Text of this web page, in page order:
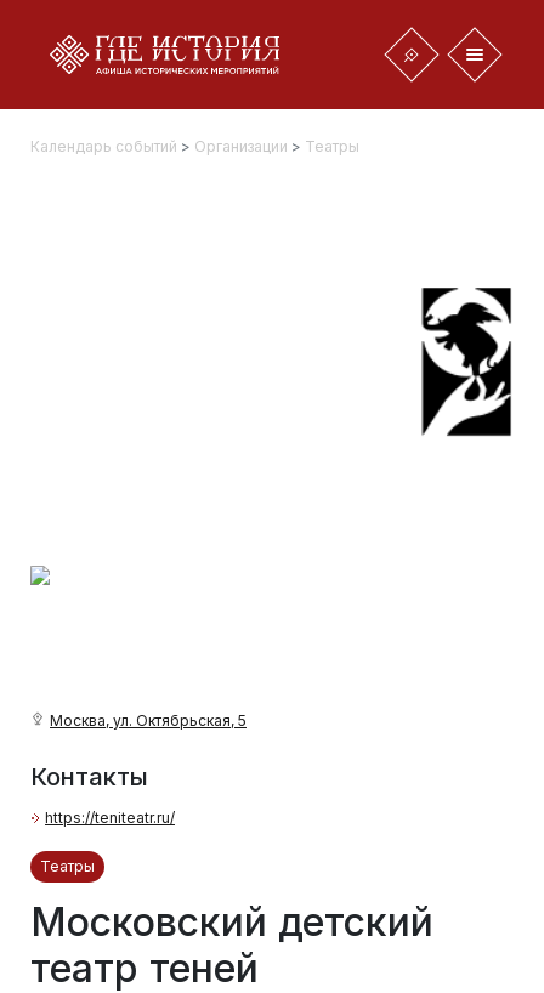
Календарь событий > Организации > Театры
Москва, ул. Октябрьская, 5
Контакты
https://teniteatr.ru/
Театры
Московский детский
театр теней